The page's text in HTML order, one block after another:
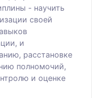
- научить
своей
и
расстановке
полномочий,
и оценке